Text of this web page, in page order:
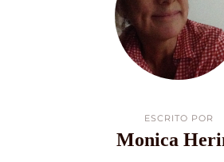
ESCRITO POR
Monica